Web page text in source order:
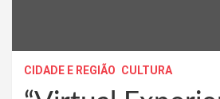
CIDADE E REGIÃO CULTURA